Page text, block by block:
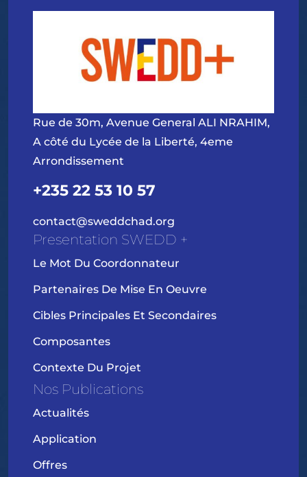
Rue de 30m, Avenue General ALI NRAHIM,
A côté du Lycée de la Liberté, 4eme
Arrondissement
+235 22 53 10 57
contact@sweddchad.org
Presentation SWEDD +
Le Mot Du Coordonnateur
Partenaires De Mise En Oeuvre
Cibles Principales Et Secondaires
Composantes
Contexte Du Projet
Nos Publications
Actualités
Application
Offres